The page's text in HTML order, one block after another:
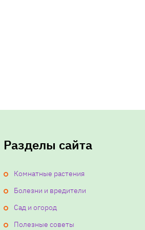
Разделы сайта
Комнатные растения
Болезни и вредители
Сад и огород
Полезные советы